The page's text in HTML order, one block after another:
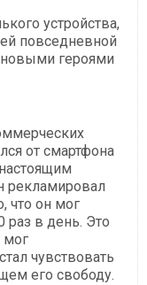
устройства,
повседневной
героями
от смартфона
рекламировал
что он мог
раз в день. Это
мог
чувствовать
его свободу.